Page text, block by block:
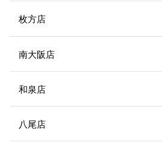
枚方店
南大阪店
和泉店
八尾店